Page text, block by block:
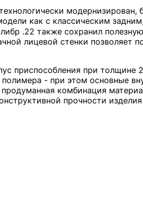
модернизирован,
как с классическим
.22 также сохранил
лицевой стенки позволяет
приспособления при толщине
- при этом основные
продуманная комбинация
прочности